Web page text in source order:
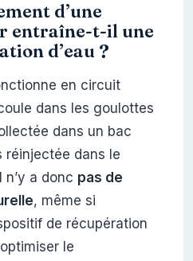
d’une
entraîne-t-il une
d’eau ?
en circuit
dans les goulottes
dans un bac
réinjectée dans le
n’y a donc pas de
, même si
de récupération
le